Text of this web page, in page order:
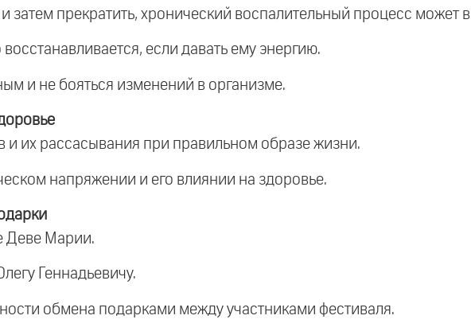
и затем прекратить, хронический воспалительный процесс может
если давать ему энергию.
и не бояться изменений в организме.
и их рассасывания при правильном образе жизни.
напряжении и его влиянии на здоровье.
Деве Марии.
Геннадьевичу.
обмена подарками между участниками фестиваля.